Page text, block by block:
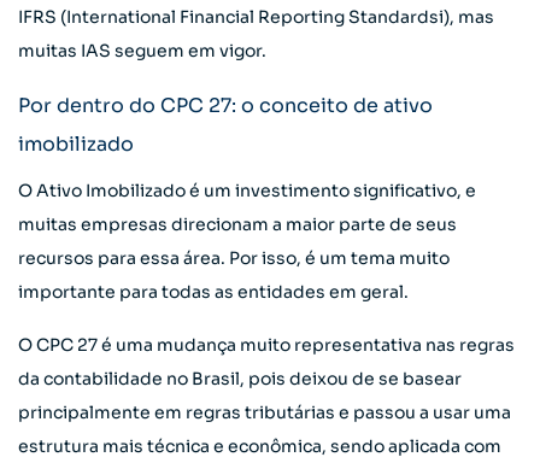
IFRS (International Financial Reporting Standardsi), mas
muitas IAS seguem em vigor.
Por dentro do CPC 27: o conceito de ativo
imobilizado
O Ativo Imobilizado é um investimento significativo, e
muitas empresas direcionam a maior parte de seus
recursos para essa área. Por isso, é um tema muito
importante para todas as entidades em geral.
O CPC 27 é uma mudança muito representativa nas regras
da contabilidade no Brasil, pois deixou de se basear
principalmente em regras tributárias e passou a usar uma
estrutura mais técnica e econômica, sendo aplicada com